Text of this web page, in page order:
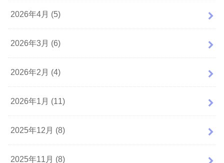
2026年4月 (5)
2026年3月 (6)
2026年2月 (4)
2026年1月 (11)
2025年12月 (8)
2025年11月 (8)